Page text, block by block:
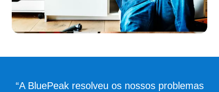
“A BluePeak resolveu os nossos problemas